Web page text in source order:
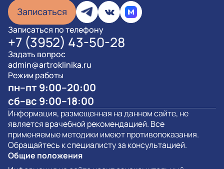
Записаться
Записаться по телефону
+7 (3952) 43-50-28
Задать вопрос
admin@artroklinika.ru
Режим работы
пн–пт 9:00–20:00
сб–вс 9:00–18:00
Информация, размещенная на данном сайте, не
является врачебной рекомендацией. Все
применяемые методики имеют противопоказания.
Обращайтесь к специалисту за консультацией.
Общие положения